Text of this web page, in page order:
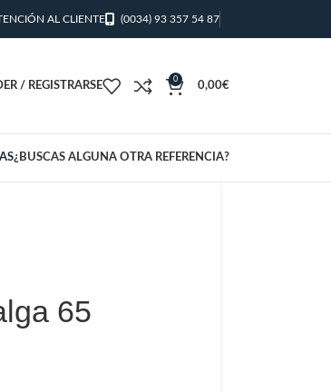
AL CLIENTE (0034) 93 357 54 87
/ REGISTRARSE
0
0,00€
¿BUSCAS ALGUNA OTRA REFERENCIA?
65